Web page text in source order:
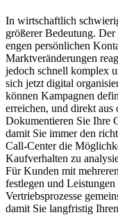
In wirtschaftlich
größerer Bedeutung.
engen persönlichen
Marktveränderungen
jedoch schnell komplex
sich jetzt digital
können Kampagnen
erreichen, und direkt aus
Dokumentieren Sie Ihre
damit Sie immer den
Call-Center die
Kaufverhalten zu
Für Kunden mit
festlegen und
Vertriebsprozesse
damit Sie langfristig